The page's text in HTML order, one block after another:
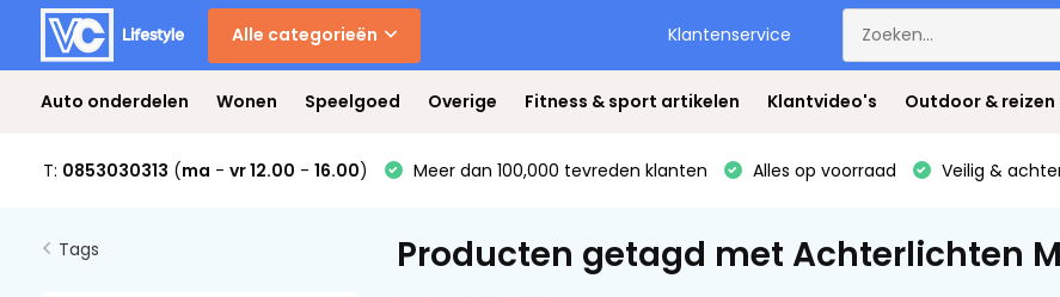
Alle categorieën Klantenservice
Auto onderdelen Wonen Speelgoed Overige Fitness & sport artikelen Klantvideo's Outdoor & reizen
T: 0853030313 (ma - vr 12.00 - 16.00) Meer dan 100,000 tevreden klanten Alles op voorraad Veilig &
Tags
Producten getagd met Achterlichten